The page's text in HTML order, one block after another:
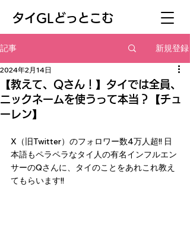
​タイGLどっとこむ
記事 新規登録
【教えて、Qさん！】タイでは全員、
ニックネームを使うって本当？【チュ
ーレン】
2024年2月14日
X（旧Twitter）のフォロワー数4万人超!! 日
本語もペラペラなタイ人の有名インフルエン
サーのQさんに、タイのことをあれこれ教え
てもらいます!!